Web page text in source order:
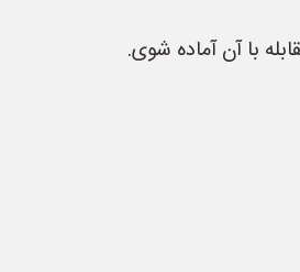
با آن آماده شوی.